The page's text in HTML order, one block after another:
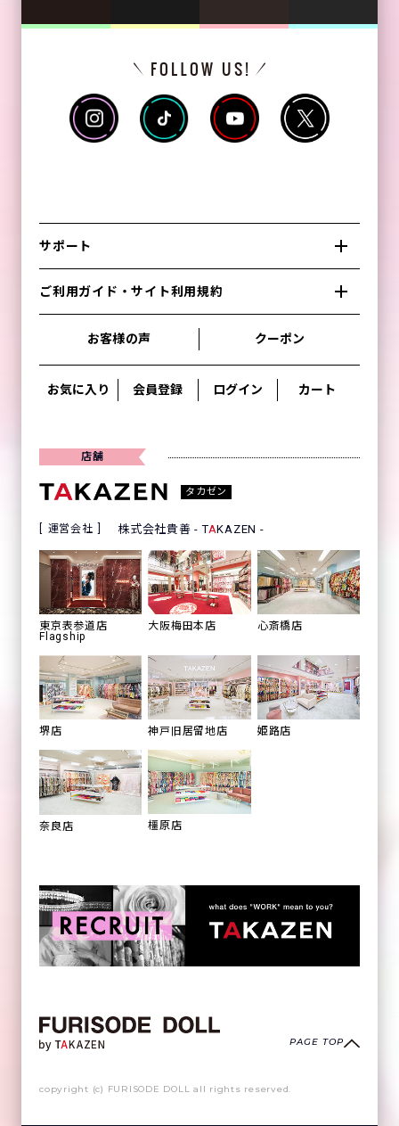
サポート
ご利用ガイド・サイト利用規約
お客様の声 クーポン
お気に入り 会員登録 ログイン カート
店舗
タカゼン
運営会社 株式会社貴善 - TAKAZEN -
東京表参道店
Flagship
大阪梅田本店 心斎橋店
堺店 神戸旧居留地店 姫路店
奈良店 橿原店
PAGE TOP
copyright (c) FURISODE DOLL all rights reserved.